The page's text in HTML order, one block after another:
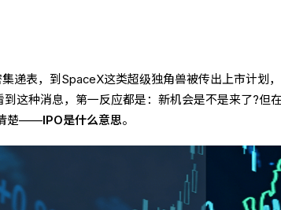
递表，到SpaceX这类超级独角兽被传出上市计划
这种消息，第一反应都是：新机会是不是来了?但
清楚——IPO是什么意思。